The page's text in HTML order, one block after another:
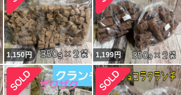
いいね！
1,150円 1,199円